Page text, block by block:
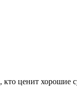
кто ценит хорошие